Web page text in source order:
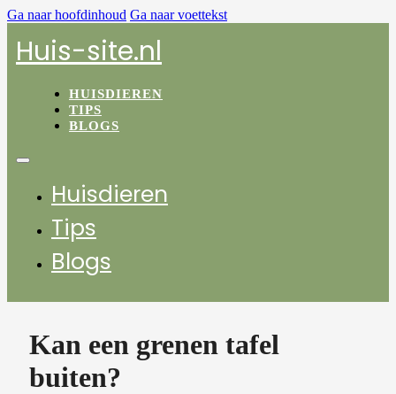
Ga naar hoofdinhoud Ga naar voettekst
Huis-site.nl
HUISDIEREN
TIPS
BLOGS
Huisdieren
Tips
Blogs
Kan een grenen tafel
buiten?